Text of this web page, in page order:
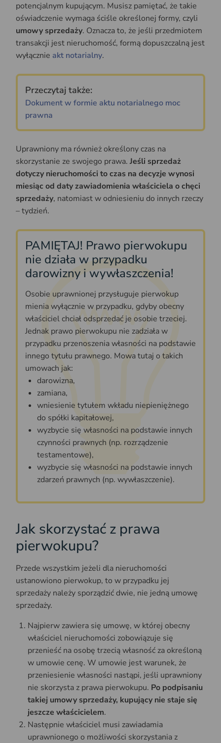
potencjalnym kupującym. Musisz pamiętać, że takie
oświadczenie wymaga ściśle określonej formy, czyli
umowy sprzedaży. Oznacza to, że jeśli przedmiotem
transakcji jest nieruchomość, formą dopuszczalną jest
wyłącznie akt notarialny.
Przeczytaj także:
Dokument w formie aktu notarialnego moc
prawna
Uprawniony ma również określony czas na
skorzystanie ze swojego prawa. Jeśli sprzedaż
dotyczy nieruchomości toczas na decyzje wynosi
miesiąc od daty zawiadomienia właściciela o chęci
sprzedaży, natomiast w odniesieniu do innych rzeczy
– tydzień.
PAMIĘTAJ! Prawo pierwokupu
nie działa w przypadku
darowizny i wywłaszczenia!
Osobie uprawnionej przysługuje pierwokup
mienia wyłącznie w przypadku, gdyby obecny
właściciel chciał odsprzedać je osobie trzeciej.
Jednak prawo pierwokupu nie zadziała w
przypadku przenoszenia własności na podstawie
innego tytułu prawnego. Mowa tutaj o takich
umowach jak:
darowizna,
zamiana,
wniesienie tytułem wkładu niepieniężnego
do spółki kapitałowej,
wyzbycie się własności na podstawie innych
czynności prawnych (np. rozrządzenie
testamentowe),
wyzbycie się własności na podstawie innych
zdarzeń prawnych (np. wywłaszczenie).
Jak skorzystać z prawa
pierwokupu?
Przede wszystkim jeżeli dla nieruchomości
ustanowiono pierwokup, to w przypadku jej
sprzedaży należy sporządzić dwie, nie jedną umowę
sprzedaży.
Najpierw zawiera się umowę, w której obecny
właściciel nieruchomości zobowiązuje się
przenieść na osobę trzecią własność za określoną
w umowie cenę. W umowie jest warunek, że
przeniesienie własności nastąpi, jeśli uprawniony
nie skorzysta z prawa pierwokupu. Po podpisaniu
takiej umowy sprzedaży, kupujący nie staje się
jeszcze właścicielem.
Następnie właściciel musi zawiadamia
uprawnionego o możliwości skorzystania z